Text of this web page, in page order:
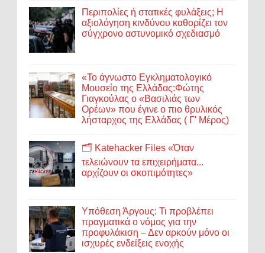
Περιπολίες ή στατικές φυλάξεις; Η
αξιολόγηση κινδύνου καθορίζει τον
σύγχρονο αστυνομικό σχεδιασμό
«Το άγνωστο Εγκληματολογικό
Μουσείο της Ελλάδας:Φώτης
Γιαγκούλας ο «Βασιλιάς των
Ορέων» που έγινε ο πιο θρυλικός
λήσταρχος της Ελλάδας ( Γ' Μέρος)
🗂️ Katehacker Files «Όταν
τελειώνουν τα επιχειρήματα...
αρχίζουν οι σκοπιμότητες»
Υπόθεση Άργους: Τι προβλέπει
πραγματικά ο νόμος για την
προφυλάκιση – Δεν αρκούν μόνο οι
ισχυρές ενδείξεις ενοχής